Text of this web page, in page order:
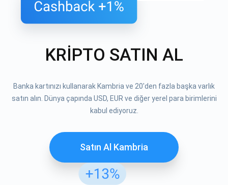
KRİPTO SATIN AL
Banka kartınızı kullanarak Kambria ve 20'den fazla başka varlık
satın alın. Dünya çapında USD, EUR ve diğer yerel para birimlerini
kabul ediyoruz.
Satın Al Kambria